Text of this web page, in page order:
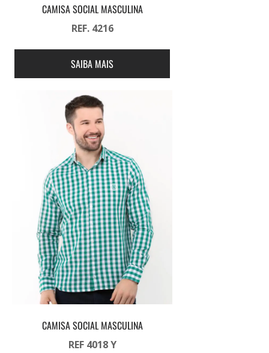
CAMISA SOCIAL MASCULINA
REF. 4216
SAIBA MAIS
CAMISA SOCIAL MASCULINA
REF 4018 Y